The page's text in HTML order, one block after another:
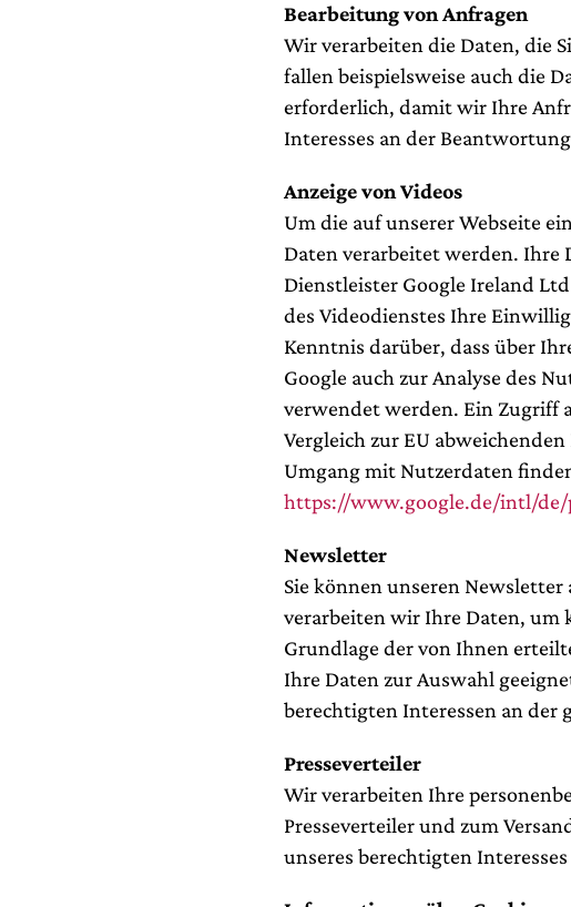
Bearbeitung von Anfragen
Wir verarbeiten die Daten, die
fallen beispielsweise auch die
erforderlich, damit wir Ihre
Interesses an der
Anzeige von Videos
Um die auf unserer Webseite
Daten verarbeitet werden. Ihre
Dienstleister Google Ireland
des Videodienstes Ihre
Kenntnis darüber, dass über
Google auch zur Analyse des
verwendet werden. Ein Zugriff
Vergleich zur EU
Umgang mit Nutzerdaten
https://www.google.de/intl/de/
Newsletter
Sie können unseren
verarbeiten wir Ihre Daten, um
Grundlage der von Ihnen
Ihre Daten zur Auswahl
berechtigten Interessen an der
Presseverteiler
Wir verarbeiten Ihre
Presseverteiler und zum
unseres berechtigten